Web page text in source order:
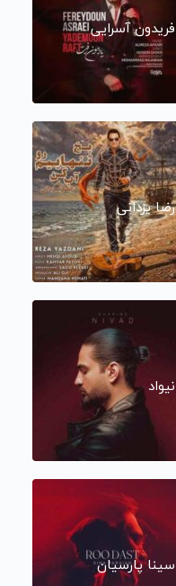
فریدون آسرایی
رضا یزدانی
نیواد
سینا پارسیان